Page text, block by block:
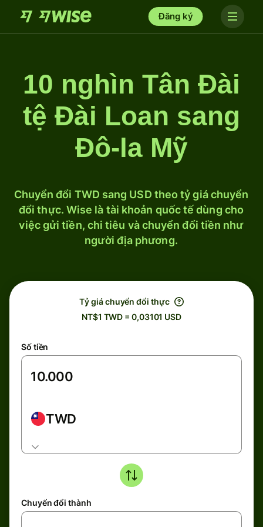
Đăng ký
10 nghìn Tân Đài
tệ Đài Loan sang
Đô-la Mỹ
Chuyển đổi TWD sang USD theo tỷ giá chuyển
đổi thực. Wise là tài khoản quốc tế dùng cho
việc gửi tiền, chi tiêu và chuyển đổi tiền như
người địa phương.
Tỷ giá chuyển đổi thực
NT$1 TWD = 0,03101 USD
Số tiền
TWD
Chuyển đổi thành